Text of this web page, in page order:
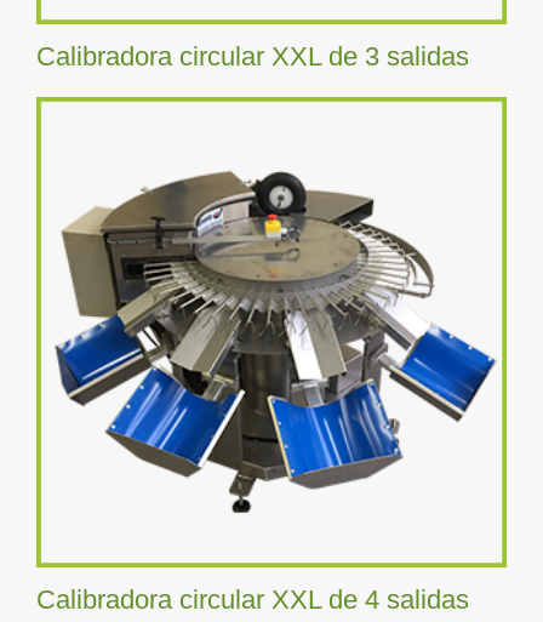
Calibradora circular XXL de 3 salidas
Calibradora circular XXL de 4 salidas